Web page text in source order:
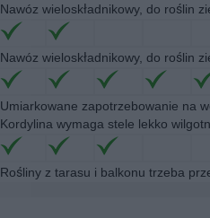
Nawóz wieloskładnikowy, do roślin
Nawóz wieloskładnikowy, do roślin
Umiarkowane zapotrzebowanie na
Kordylina wymaga stele lekko
Rośliny z tarasu i balkonu trzeba